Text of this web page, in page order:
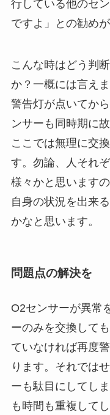
行している他のセ
ですよ」との勧め
こんな時はどう判
か？一概には言え
警告灯が点いてか
ンサーも同時期に
ここでは無理に交
す。勿論、人それ
様々かと思います
自身の状況を出来
かなと思います。
問題点の解決を
O2センサーが異常
ーのみを交換して
ていなければ再度
ります。それでは
ーも駄目にしてし
も時間も重複して